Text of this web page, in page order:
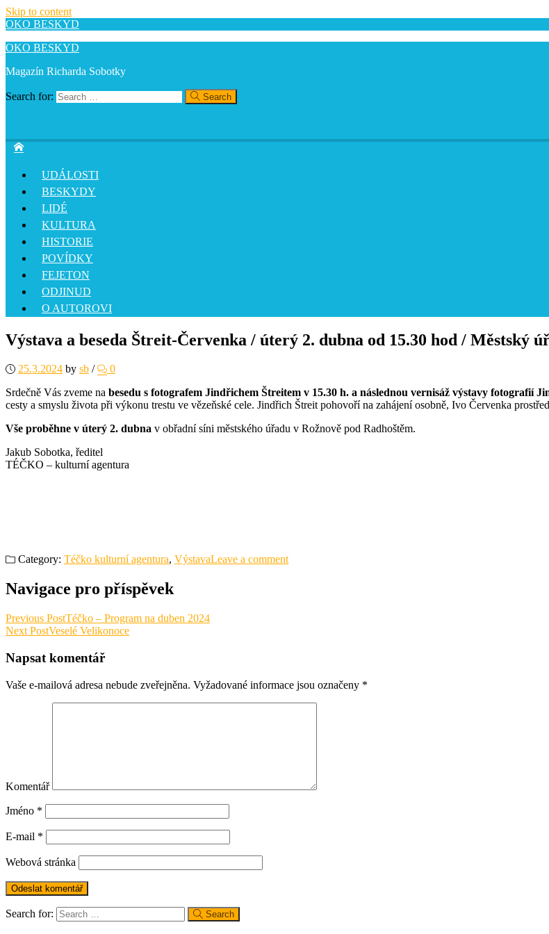
Skip to content
OKO BESKYD
OKO BESKYD
Magazín Richarda Sobotky
Search for: Search
UDÁLOSTI
BESKYDY
LIDÉ
KULTURA
HISTORIE
POVÍDKY
FEJETON
ODJINUD
O AUTOROVI
Výstava a beseda Štreit-Červenka / úterý 2. dubna od 15.30 hod / Městský
25.3.2024 by sb /
0
Srdečně Vás zveme na besedu s fotografem Jindřichem Štreitem v 15.30 h. a následnou vernisáž výstavy fotografií
cesty a smyslu života při výkonu trestu ve vězeňské cele. Jindřich Štreit pohovoří na zahájení osobně, Ivo Červenka
Vše proběhne v úterý 2. dubna v obřadní síni městského úřadu v Rožnově pod Radhoštěm.
Jakub Sobotka, ředitel
TÉČKO – kulturní agentura
Category: Téčko kulturní agentura, VýstavaLeave a comment
Navigace pro příspěvek
Previous PostTéčko – Program na duben 2024
Next PostVeselé Velikonoce
Napsat komentář
Vaše e-mailová adresa nebude zveřejněna. Vyžadované informace jsou označeny *
Komentář
Jméno *
E-mail *
Webová stránka
Search for: Search